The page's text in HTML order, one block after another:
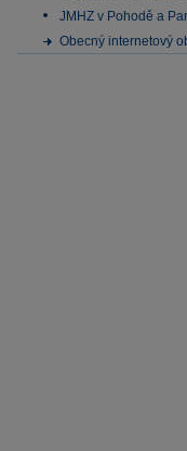
JMHZ v Pohodě a
Obecný internetový